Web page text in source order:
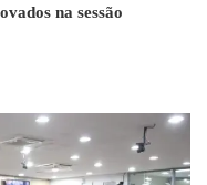
na sessão